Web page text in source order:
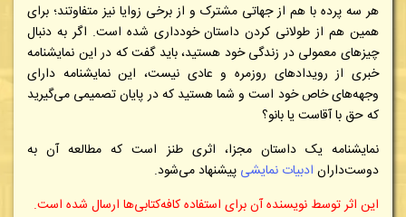
هر سه پرده با هم از جهاتی مشترک و از برخی زوایا نیز متفاوتند؛ برای
همین هم از طولانی کردن داستان خودداری شده است. اگر به دنبال
چیزهای معمولی در زندگی خود هستید، باید گفت که در این نمایشنامه
خبری از رویدادهای روزمره و عادی نیست، این نمایشنامه دارای
وجهه‌های خاص خود است و شما هستید که در پایان تصمیمی می‌گیرید
که حق با آقاست یا بانو؟
نمایشنامه یک داستان مجزا، اثری طنز است که مطالعه آن به
دوست‌داران ادبیات نمایشی پیشنهاد می‌شود.
این اثر توسط نویسنده آن برای استفاده کافه‌کتابی‌ها ارسال شده است.